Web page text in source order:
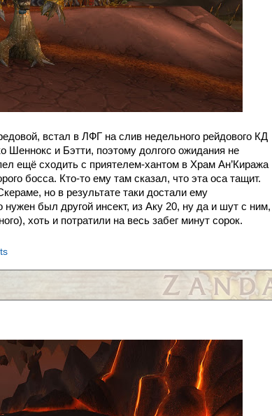
встал в ЛФГ на слив недельного рейдового КД
и Бэтти, поэтому долгого ожидания не
ещё сходить с приятелем-хантом в Храм Ан’Киража
босса. Кто-то ему там сказал, что эта оса тащит.
но в результате таки достали ему
был другой инсект, из Аку 20, ну да и шут с ним,
хоть и потратили на весь забег минут сорок.